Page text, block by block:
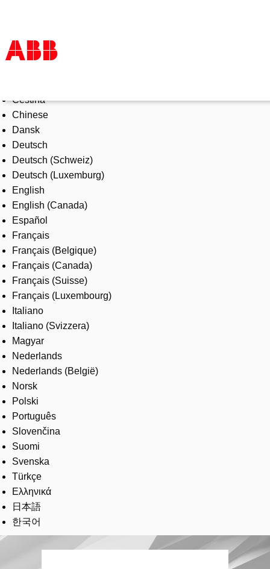
Products & Solutions
Industries
Services
About us
Where to buy
Contact us
Careers
Čeština
Chinese
Dansk
Deutsch
Deutsch (Schweiz)
Deutsch (Luxemburg)
English
English (Canada)
Español
Français
Français (Belgique)
Français (Canada)
Français (Suisse)
Français (Luxembourg)
Italiano
Italiano (Svizzera)
Magyar
Nederlands
Nederlands (België)
Norsk
Polski
Português
Slovenčina
Suomi
Svenska
Türkçe
Ελληνικά
日本語
한국어